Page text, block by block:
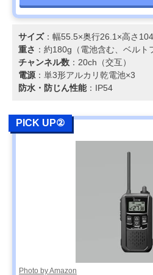
サイズ：幅55.5×奥行26.1×高さ
重さ ：約180g（電池含む、ベルト
チャンネル数 ：20ch（交互）
電源 ：単3形アルカリ乾電池×3
防水・防じん性能：IP54
PICK UP②
Photo by Amazon